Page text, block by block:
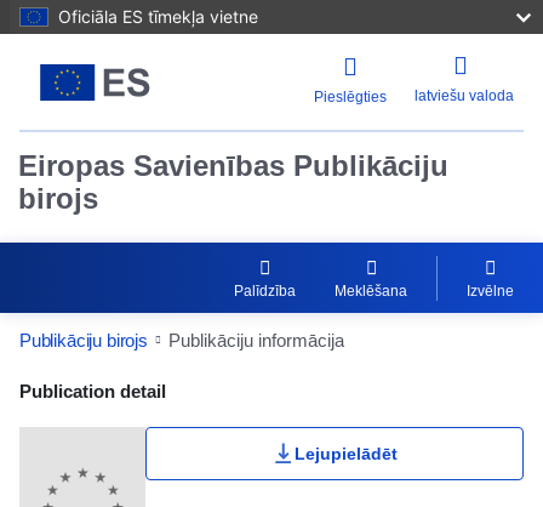
Oficiāla ES tīmekļa vietne
Pieslēgties latviešu valoda
Eiropas Savienības Publikāciju
birojs
Palīdzība Meklēšana Izvēlne
Publikāciju birojs Publikāciju informācija
Publication Detail Actions Portlet
Publication detail
Lejupielādēt